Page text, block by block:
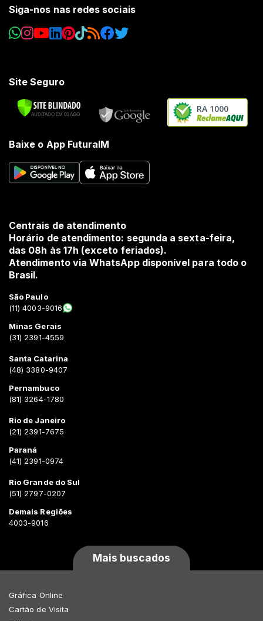
Siga-nos nas redes sociais
Site Seguro
RA 1000
Baixe o App FuturaIM
Centrais de atendimento
Horário de atendimento: segunda a sexta-feira,
das 08h às 17h (exceto feriados).
Atendimento via WhatsApp disponível para todo o
Brasil.
São Paulo
(11) 4003-9016
Minas Gerais
(31) 2391-4559
Santa Catarina
(48) 3380-9407
Pernambuco
(81) 3264-1780
Rio de Janeiro
(21) 2391-7675
Paraná
(41) 2391-0974
Rio Grande do Sul
(51) 2797-0207
Demais Regiões
4003-9016
Mais buscados
Gráfica Online
Cartão de Visita